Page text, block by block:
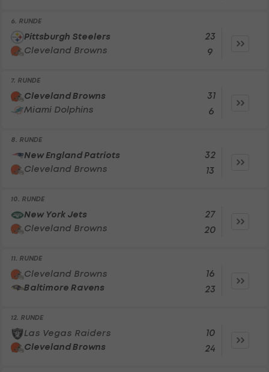
6. RUNDE
Pittsburgh Steelers
Cleveland Browns
23
9
7. RUNDE
Cleveland Browns
Miami Dolphins
31
6
8. RUNDE
New England Patriots
Cleveland Browns
32
13
10. RUNDE
New York Jets
Cleveland Browns
27
20
11. RUNDE
Cleveland Browns
Baltimore Ravens
16
23
12. RUNDE
Las Vegas Raiders
Cleveland Browns
10
24